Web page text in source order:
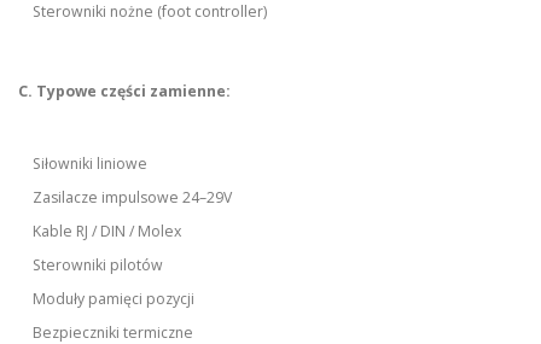
Sterowniki nożne (foot controller)
C. Typowe części zamienne:
Siłowniki liniowe
Zasilacze impulsowe 24–29V
Kable RJ / DIN / Molex
Sterowniki pilotów
Moduły pamięci pozycji
Bezpieczniki termiczne